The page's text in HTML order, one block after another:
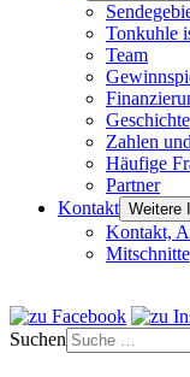
Tonkuhle
Team
Geschichte
Zahlen
Häufige
Partner
Kontakt Weitere
Kontakt,
Mitschnitte
Suchen